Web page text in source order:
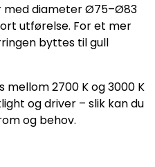
med diameter Ø75–Ø83
utførelse. For et mer
byttes til gull
mellom 2700 K og 3000 K
og driver – slik kan du
og behov.